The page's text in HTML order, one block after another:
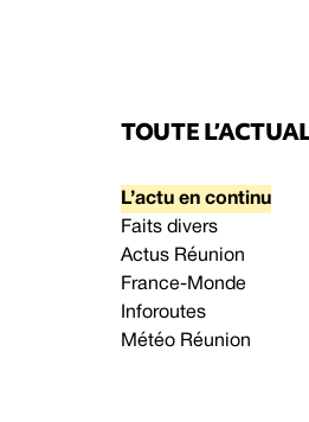
TOUTE
L’actu en continu
Faits divers
Actus Réunion
France-Monde
Inforoutes
Météo Réunion